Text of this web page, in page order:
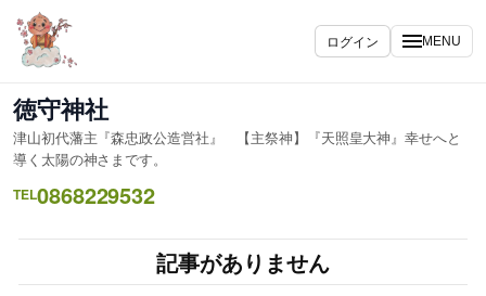
内
容
ス
キ
ッ
プ
ログイン MENU
徳守神社
津山初代藩主『森忠政公造営社』 【主祭神】『天照皇大神』幸せへと
導く太陽の神さまです。
TEL0868229532
記事がありません